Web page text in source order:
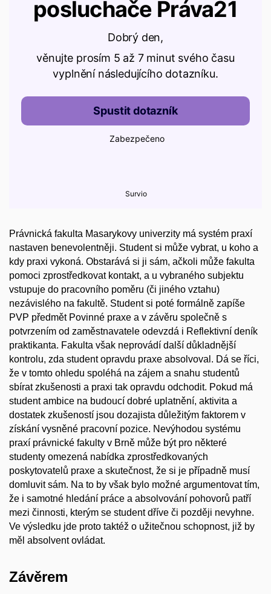
Právnická fakulta Masarykovy univerzity má systém praxí
nastaven benevolentněji. Student si může vybrat, u koho a
kdy praxi vykoná. Obstarává si ji sám, ačkoli může fakulta
pomoci zprostředkovat kontakt, a u vybraného subjektu
vstupuje do pracovního poměru (či jiného vztahu)
nezávislého na fakultě. Student si poté formálně zapíše
PVP předmět Povinné praxe a v závěru společně s
potvrzením od zaměstnavatele odevzdá i Reflektivní deník
praktikanta. Fakulta však neprovádí další důkladnější
kontrolu, zda student opravdu praxe absolvoval. Dá se říci,
že v tomto ohledu spoléhá na zájem a snahu studentů
sbírat zkušenosti a praxi tak opravdu odchodit. Pokud má
student ambice na budoucí dobré uplatnění, aktivita a
dostatek zkušeností jsou dozajista důležitým faktorem v
získání vysněné pracovní pozice. Nevýhodou systému
praxí právnické fakulty v Brně může být pro některé
studenty omezená nabídka zprostředkovaných
poskytovatelů praxe a skutečnost, že si je případně musí
domluvit sám. Na to by však bylo možné argumentovat tím,
že i samotné hledání práce a absolvování pohovorů patří
mezi činnosti, kterým se student dříve či později nevyhne.
Ve výsledku jde proto taktéž o užitečnou schopnost, již by
měl absolvent ovládat.
Závěrem